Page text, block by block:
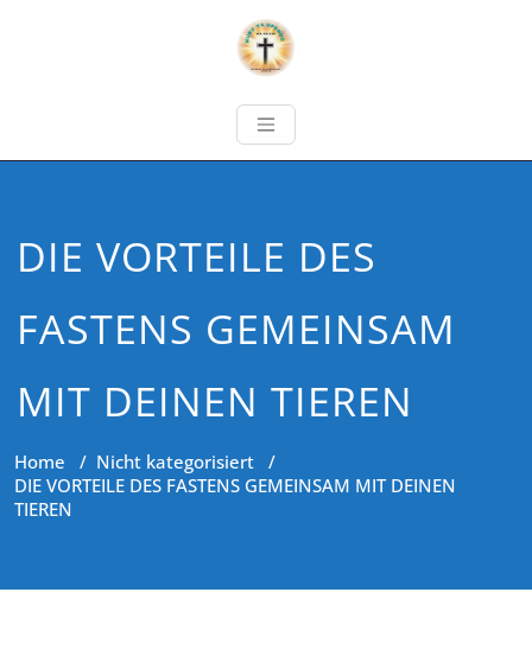
DIE VORTEILE DES
FASTENS GEMEINSAM
MIT DEINEN TIEREN
Home / Nicht kategorisiert /
DIE VORTEILE DES FASTENS GEMEINSAM MIT DEINEN
TIEREN